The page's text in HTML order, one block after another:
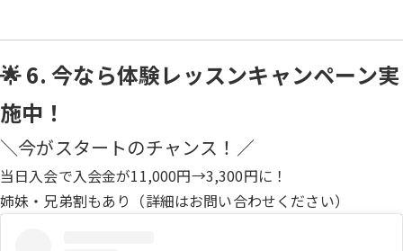
🌟 6. 今なら体験レッスンキャンペーン実
施中！
＼今がスタートのチャンス！／
当日入会で入会金が11,000円→3,300円に！
姉妹・兄弟割もあり（詳細はお問い合わせください）